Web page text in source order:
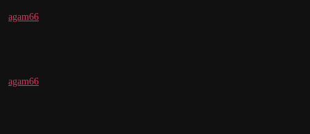
agam66
agam66